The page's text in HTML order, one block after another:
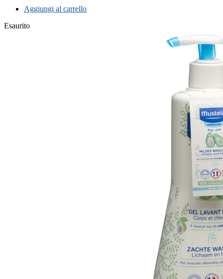
Aggiungi al carrello
Esaurito